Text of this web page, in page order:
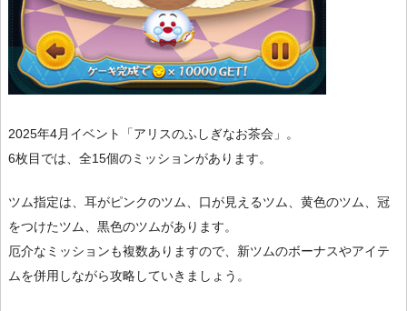
2025年4月イベント「アリスのふしぎなお茶会」。
6枚目では、全15個のミッションがあります。
ツム指定は、耳がピンクのツム、口が見えるツム、黄色のツム、冠
をつけたツム、黒色のツムがあります。
厄介なミッションも複数ありますので、新ツムのボーナスやアイテ
ムを併用しながら攻略していきましょう。